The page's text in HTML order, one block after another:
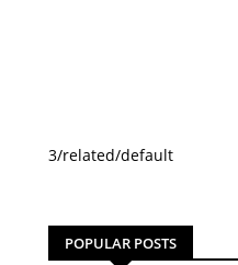
3/related/default
POPULAR POSTS